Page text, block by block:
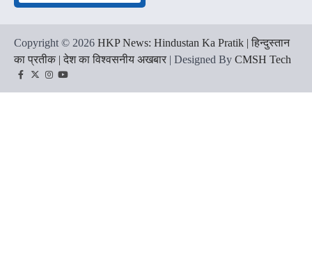
Copyright © 2026 HKP News: Hindustan Ka Pratik | हिन्दुस्तान
का प्रतीक | देश का विश्वसनीय अखबार | Designed By CMSH Tech
Facebook
TwitterInstagram
YouTube